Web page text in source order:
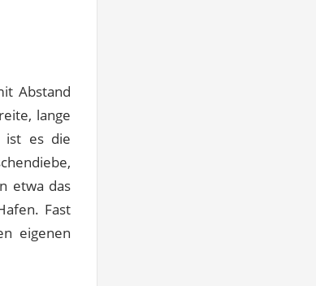
Abstand
lange
ist es die
etwa das
Fast
eigenen